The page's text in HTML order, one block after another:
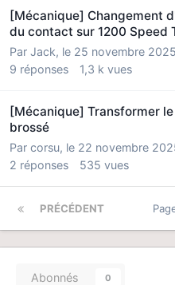
[Mécanique] Changement
du contact sur 1200 Speed
Par Jack, le 25 novembre 2025
9 réponses 1,3 k vues
[Mécanique] Transformer
brossé
Par corsu, le 22 novembre
2 réponses 535 vues
PRÉCÉDENT
Abonnés 0